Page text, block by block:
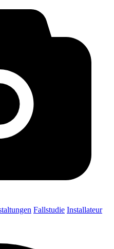
Fallstudie Installateur